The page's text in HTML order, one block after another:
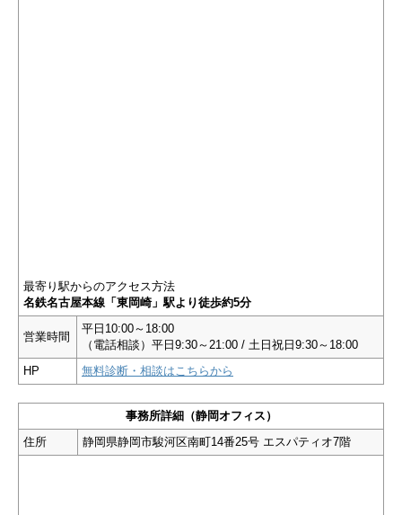
最寄り駅からのアクセス方法
名鉄名古屋本線「東岡崎」駅より徒歩約5分
営業時間
平日10:00～18:00
（電話相談）平日9:30～21:00 / 土日祝日9:30～18:00
HP
無料診断・相談はこちらから
事務所詳細（静岡オフィス）
住所
静岡県静岡市駿河区南町14番25号 エスパティオ7階